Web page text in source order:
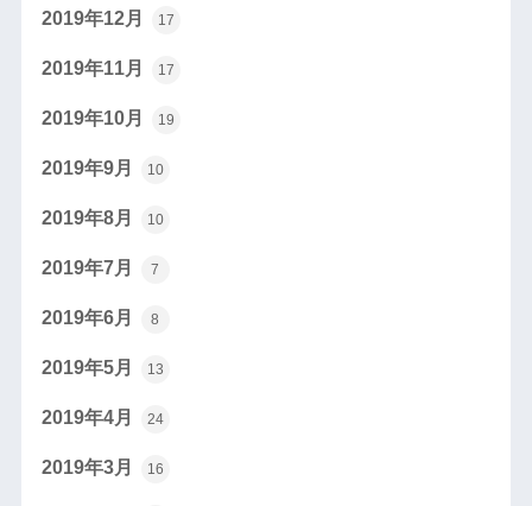
2019年12月 17
2019年11月 17
2019年10月 19
2019年9月 10
2019年8月 10
2019年7月 7
2019年6月 8
2019年5月 13
2019年4月 24
2019年3月 16